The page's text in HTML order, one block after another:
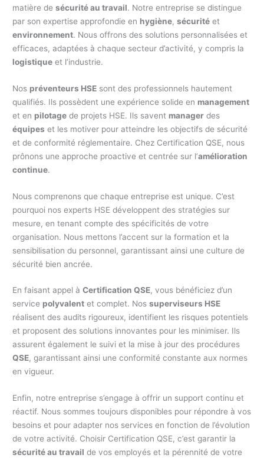
matière desécurité au travail. Notre entreprise se distingue
par son expertise approfondie en hygiène,sécurité et
environnement. Nous offrons des solutions personnalisées et
efficaces, adaptées à chaque secteur d’activité, y compris la
logistique et l’industrie.
Nos préventeurs HSE sont des professionnels hautement
qualifiés. Ils possèdent une expérience solide en management
et en pilotage de projets HSE. Ils savent manager des
équipes et les motiver pour atteindre les objectifs de sécurité
et de conformité réglementaire. Chez Certification QSE, nous
prônons une approche proactive et centrée sur l’amélioration
continue.
Nous comprenons que chaque entreprise est unique. C’est
pourquoi nos experts HSE développent des stratégies sur
mesure, en tenant compte des spécificités de votre
organisation. Nous mettons l’accent sur la formation et la
sensibilisation du personnel, garantissant ainsi une culture de
sécurité bien ancrée.
En faisant appel àCertification QSE, vous bénéficiez d’un
service polyvalent et complet. Nossuperviseurs HSE
réalisent des audits rigoureux, identifient les risques potentiels
et proposent des solutions innovantes pour les minimiser. Ils
assurent également le suivi et la mise à jour des procédures
QSE, garantissant ainsi une conformité constante aux normes
en vigueur.
Enfin, notre entreprise s’engage à offrir un support continu et
réactif. Nous sommes toujours disponibles pour répondre à vos
besoins et pour adapter nos services en fonction de l’évolution
de votre activité. Choisir Certification QSE, c’est garantir la
sécurité au travail de vos employés et la pérennité de votre